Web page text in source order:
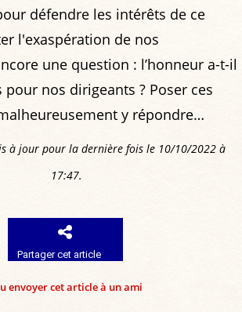
défendre les intérêts de ce
l'exaspération de nos
une question : l’honneur a-t-il
nos dirigeants ? Poser ces
y répondre…
à jour pour la dernière fois le 10/10/2022 à
17:47.
Partager cet article
envoyer cet article à un ami